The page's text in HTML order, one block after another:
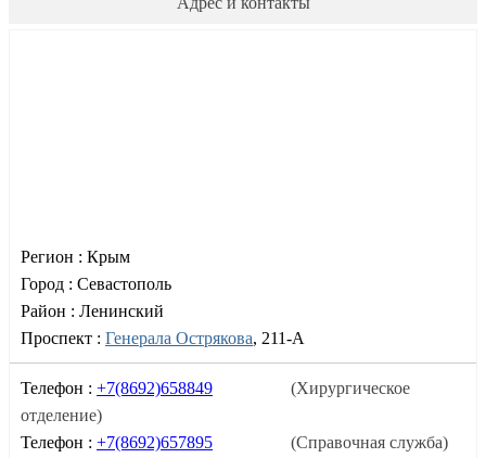
Регион : Крым
Город : Севастополь
Район : Ленинский
Проспект : Генерала Острякова, 211-А
Телефон : +7(8692)658849
(Хирургическое
отделение)
Телефон : +7(8692)657895
(Справочная служба)